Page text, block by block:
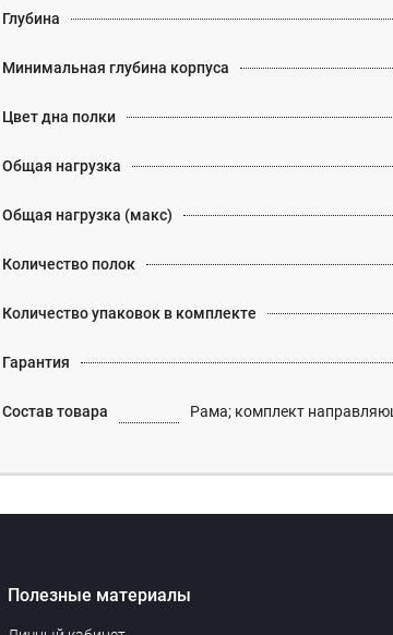
Глубина
Минимальная глубина корпуса
Цвет дна полки
Общая нагрузка
Общая нагрузка (макс)
Количество полок
Количество упаковок в комплекте
Гарантия
Состав товара Рама; комплект
Полезные материалы